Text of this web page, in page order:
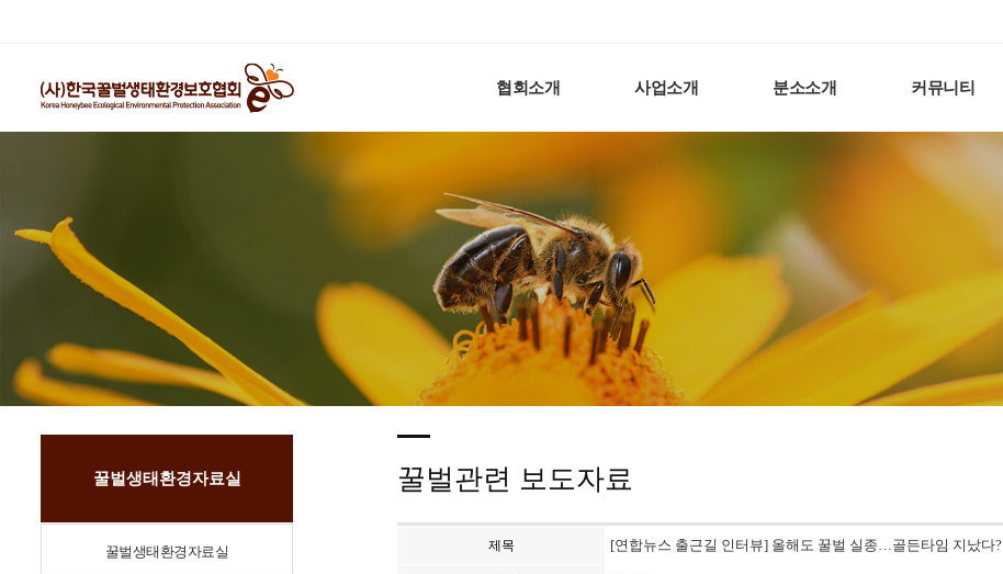
협회소개 사업소개 분소소개 커뮤니티
꿀벌생태환경자료실
꿀벌생태환경자료실
꿀벌관련 보도자료
제목 [연합뉴스 출근길 인터뷰] 올해도 꿀벌 실종…골든타임 지났다?